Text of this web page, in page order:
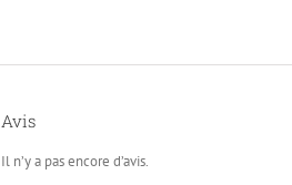
Avis
Il n’y a pas encore d’avis.